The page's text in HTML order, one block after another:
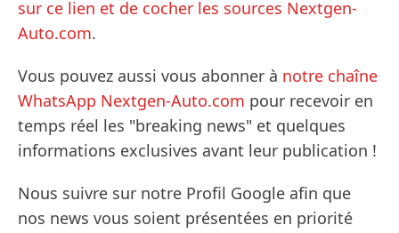
sur ce lien et de cocher les sources Nextgen-
Auto.com.
Vous pouvez aussi vous abonner à notre chaîne
WhatsApp Nextgen-Auto.com pour recevoir en
temps réel les "breaking news" et quelques
informations exclusives avant leur publication !
Nous suivre sur notre Profil Google afin que
nos news vous soient présentées en priorité